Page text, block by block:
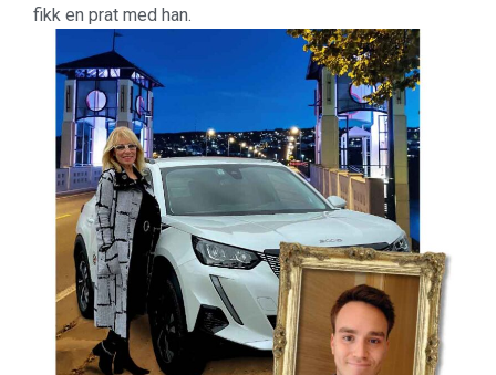
fikk en prat med han.